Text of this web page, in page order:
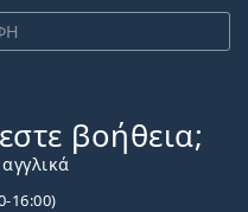
βοήθεια;
16:00)